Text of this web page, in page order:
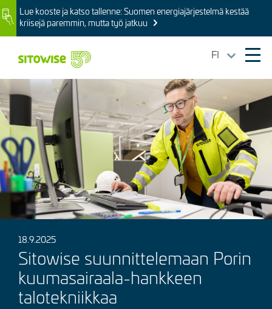
Skip
to
main
ImageLue kooste ja katso tallenne: Suomen energiajärjestelmä kestää
kriisejä paremmin, mutta työ jatkuu
FI
Kuva
18.9.2025
Sitowise suunnittelemaan Porin
kuumasairaala-hankkeen
talotekniikkaa